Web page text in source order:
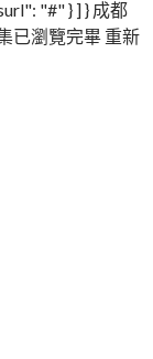
"#" } ] } 成都
已瀏覽完畢 重新